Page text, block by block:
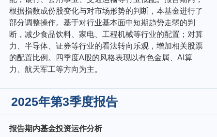
根据指数成份股变化与对市场形势的判断，本基金进行了
部分调整操作。基于对行业基本面中短期趋势走弱的判
断，减少食品饮料、家电、工程机械等行业的配置；对算
力、半导体、证券等行业的看法转向乐观，增加相关股票
的配置比例。四季度A股的风格表现以有色金属、AI算
力、航天军工等方向为主。
2025年第3季度报告
报告期内基金投资运作分析